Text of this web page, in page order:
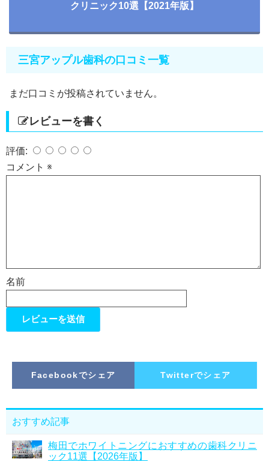
クリニック10選【2021年版】
三宮アップル歯科の口コミ一覧
まだ口コミが投稿されていません。
レビューを書く
コメント ※
名前
評価:
Facebookでシェア Twitterでシェア
おすすめ記事
梅田でホワイトニングにおすすめの歯科クリニ
ック11選【2026年版】